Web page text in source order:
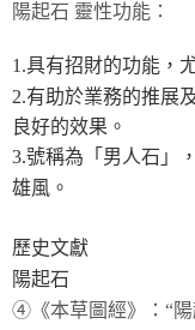
7-11取貨付款
每筆NT$80，滿
賣家宅配幫您送（台灣
每筆NT$80，滿
郵局幫你送（離島）
付款後門市自取
免運費
陽起石 靈性功能：
1.具有招財的功能，
2.有助於業務的推展
良好的效果。
3.號稱為「男人石」
雄風。
歷史文獻
陽起石
④《本草圖經》：“